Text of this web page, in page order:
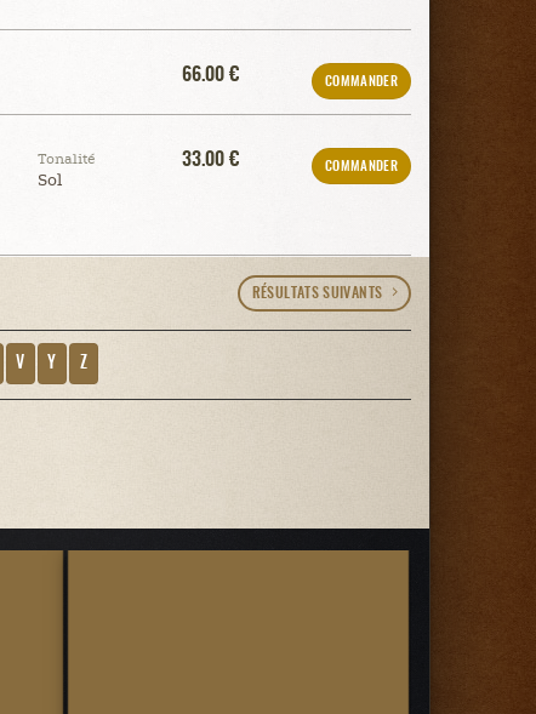
66.00 € COMMANDER
Tonalité
Sol
33.00 € COMMANDER
RÉSULTATS SUIVANTS
V Y Z